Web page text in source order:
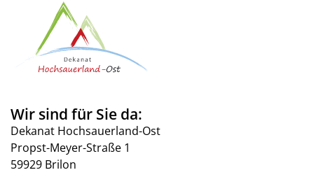
Wir sind für Sie da:
Dekanat Hochsauerland-Ost
Propst-Meyer-Straße 1
59929 Brilon